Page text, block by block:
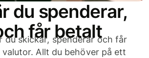
du spenderar,
får betalt
du skickar, spenderar och får
Allt du behöver på ett